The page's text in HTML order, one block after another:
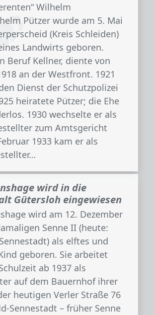
Wilhelm
Pützer wurde am 5. Mai
(Kreis Schleiden)
Landwirts geboren.
Beruf Kellner, diente von
an der Westfront. 1921
Dienst der Schutzpolizei
heiratete Pützer; die Ehe
1930 wechselte er als
zum Amtsgericht
1933 kam er als
wird in die
Gütersloh eingewiesen
wird am 12. Dezember
Senne II (heute:
als elftes und
geboren. Sie arbeitet
ab 1937 als
auf dem Bauernhof ihrer
heutigen Verler Straße 76
Sennestadt – früher Senne